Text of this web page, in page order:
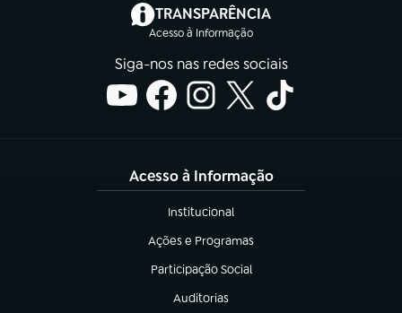
TRANSPARÊNCIA
Acesso à Informação
(abre em nova aba)
Siga-nos nas redes sociais
Acesso à Informação
Institucional
(abre em nova aba)
Ações e Programas
(abre em nova aba)
Participação Social
(abre em nova aba)
Auditorias
(abre em nova aba)